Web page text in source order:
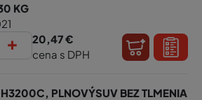
KG
+
20,47 €
cena s DPH
PLNOVÝSUV BEZ TLMENIA